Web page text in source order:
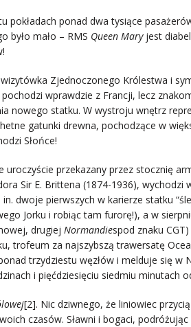
pokładach ponad dwa tysiące
było mało – RMS Queen Mary jest
Zjednoczonego Królestwa i
wprawdzie z Francji, lecz
nowego statku. W wystroju wnętrz
gatunki drewna, pochodzące w
Słońce!
przekazany przez stocznię
Sir E. Brittena (1874-1936), wychodzi
dwoje pierwszych w karierze statku
Jorku i robiąc tam furorę!), a w
drugiej Normandiespod znaku
trofeum za najszybszą trawersatę
trzydziestu węzłów i melduje się w
i pięćdziesięciu siedmiu minutach
[2]. Nic dziwnego, że liniowiec
czasów. Sławni i bogaci, podróżując